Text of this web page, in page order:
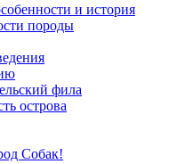
и история
породы
фила
острова
Собак!